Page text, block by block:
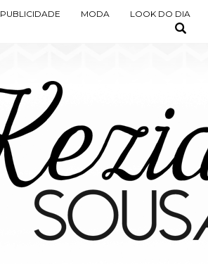
PUBLICIDADE MODA LOOK DO DIA